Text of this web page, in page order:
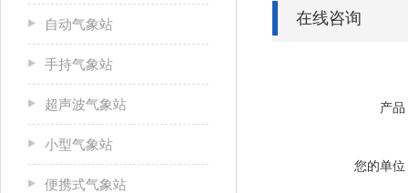
自动气象站
手持气象站
超声波气象站
小型气象站
便携式气象站
在线咨询
产品
您的单位